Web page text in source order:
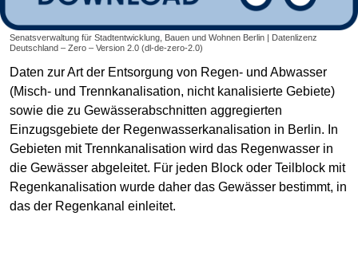
Senatsverwaltung für Stadtentwicklung, Bauen und Wohnen Berlin | Datenlizenz
Deutschland – Zero – Version 2.0 (dl-de-zero-2.0)
Daten zur Art der Entsorgung von Regen- und Abwasser
(Misch- und Trennkanalisation, nicht kanalisierte Gebiete)
sowie die zu Gewässerabschnitten aggregierten
Einzugsgebiete der Regenwasserkanalisation in Berlin. In
Gebieten mit Trennkanalisation wird das Regenwasser in
die Gewässer abgeleitet. Für jeden Block oder Teilblock mit
Regenkanalisation wurde daher das Gewässer bestimmt, in
das der Regenkanal einleitet.